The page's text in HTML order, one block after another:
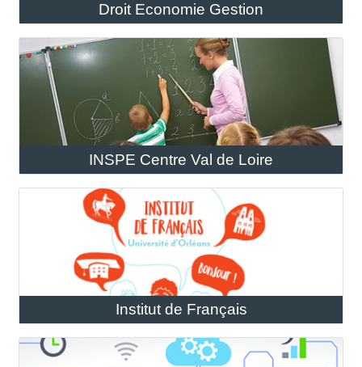
Droit Economie Gestion
INSPE Centre Val de Loire
Institut de Français